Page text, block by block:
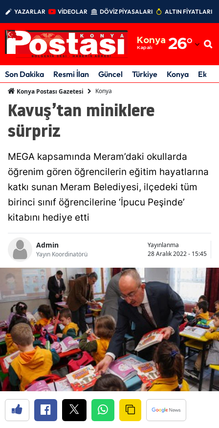
YAZARLAR VİDEOLAR DÖVİZ PİYASALARI ALTIN FİYATLARI
Konya
Kapalı 26°
Adıyaman
Afyonkarahisar
Amasya
Artvin
Aydın
Balıkesir
Bingöl
Bitlis
Bolu
Burdur
Bursa
Çanakkale
Çankırı
Çorum
Denizli
Son Dakika Resmi İlan Güncel Türkiye Konya
Konya Postası Gazetesi Konya
Kavuş’tan miniklere
sürpriz
MEGA kapsamında Meram’daki okullarda
öğrenim gören öğrencilerin eğitim hayatlarına
katkı sunan Meram Belediyesi, ilçedeki tüm
birinci sınıf öğrencilerine ‘İpucu Peşinde’
kitabını hediye etti
Admin
Yayın Koordinatörü
Yayınlanma
28 Aralık 2022 - 15:45